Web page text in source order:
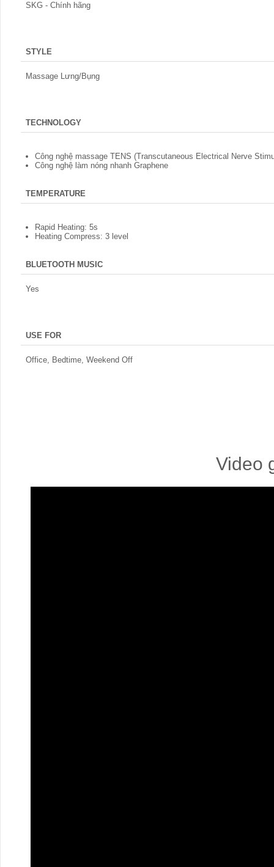
SKG - Chính hãng
STYLE
Massage Lưng/Bụng
TECHNOLOGY
Công nghệ massage TENS (Transcutaneous Electrical Nerve
Công nghệ làm nóng nhanh Graphene
TEMPERATURE
Rapid Heating: 5s
Heating Compress: 3 level
BLUETOOTH MUSIC
Yes
USE FOR
Office, Bedtime, Weekend Off
Video